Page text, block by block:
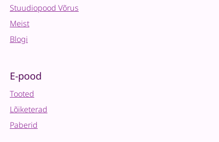
Stuudiopood Võrus
Meist
Blogi
E-pood
Tooted
Lõiketerad
Paberid